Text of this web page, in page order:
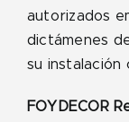
autorizados
dictámenes
su instalación
FOYDECOR